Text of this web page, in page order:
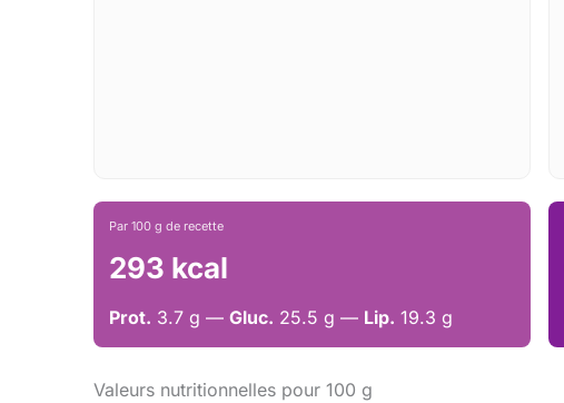
Par 100 g de recette
293 kcal
Prot. 3.7 g — Gluc. 25.5 g — Lip. 19.3 g
Valeurs nutritionnelles pour 100 g